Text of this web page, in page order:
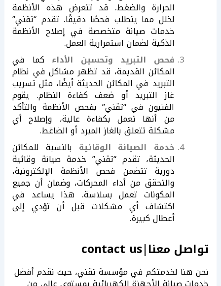
الحرارة والضغط. قد تتعرض هذه الأنظمة
لخلل مما يتطلب فحصًا دقيقًا. تقدم “تقني”
خدمات صيانة متخصصة في إصلاح الأنظمة
الذكية لضمان استمرارية العمل.
فحص التبريد وتحسين الأداء كما في
المكائن القديمة، قد تظهر مشاكل في نظام
التبريد في المكائن الحديثة أيضًا، مثل تسريب
غاز التبريد أو ضعف كفاءة النظام. يقوم
الفنيون في “تقني” بفحص الأنظمة والتأكد
من أنها تعمل بكفاءة عالية، وإصلاح أي
مشكلة تتعلق بالغاز المبرد أو الضاغط.
خدمة الصيانة الوقائية بالنسبة للمكائن
الحديثة، تقدم “تقني” خدمة صيانة وقائية
دورية تتضمن فحص الأنظمة الإلكترونية،
والتحقق من أداء المحركات، وضمان أن جميع
المكونات تعمل بسلاسة. هذا يساعد في
اكتشاف أي مشكلات قبل أن تؤدي إلى
أعطال كبيرة.
تواصل معنا|contact us
نحن هنا لخدمتكم في مؤسسة تقني، حيث نقدم أفضل